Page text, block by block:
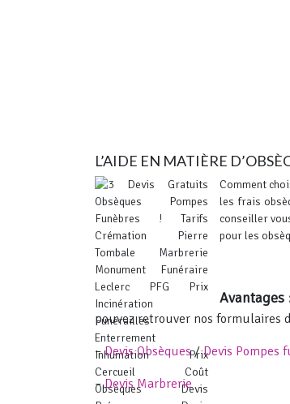
L’AIDE EN MATIÈRE
Comment
les frais
conseiller
pour les
Avantages
pouvez retrouver nos formulaires
–Devis Obsèques/Devis Pompes
–Devis Marbrerie